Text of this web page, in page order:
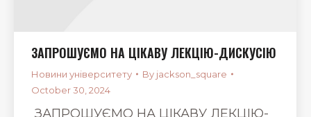
ЗАПРОШУЄМО НА ЦІКАВУ ЛЕКЦІЮ-ДИСКУСІЮ
Новини університету By jackson_square
October 30, 2024
ЗАПРОШУЄМО НА ЦІКАВУ ЛЕКЦІЮ-